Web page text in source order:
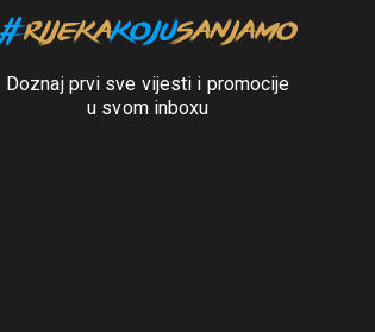
Doznaj prvi sve vijesti i promocije
u svom inboxu